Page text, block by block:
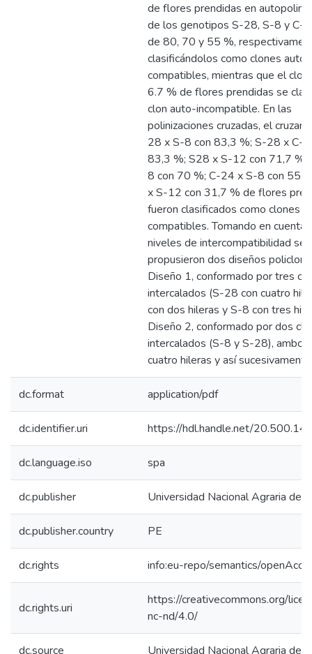
de flores prendidas en
de los genotipos S-28, S-8 y C-
de 80, 70 y 55 %,
clasificándolos como clones auto-
compatibles, mientras que el
6.7 % de flores prendidas se
clon auto-incompatible. En las
polinizaciones cruzadas, el
28 x S-8 con 83,3 %; S-28 x C-
83,3 %; S28 x S-12 con 71,7 %;
8 con 70 %; C-24 x S-8 con 55
x S-12 con 31,7 % de flores
fueron clasificados como clones
compatibles. Tomando en cuenta
niveles de intercompatibilidad se
propusieron dos diseños
Diseño 1, conformado por tres
intercalados (S-28 con cuatro
con dos hileras y S-8 con tres
Diseño 2, conformado por dos
intercalados (S-8 y S-28), ambos
cuatro hileras y así
dc.format application/pdf
dc.identifier.uri https://hdl.handle.net/
dc.language.iso spa
dc.publisher Universidad Nacional Agraria de
dc.publisher.country PE
dc.rights info:eu-repo/semantics/
dc.rights.uri
https://creativecommons.org/
nc-nd/4.0/
dc.source Universidad Nacional Agraria de